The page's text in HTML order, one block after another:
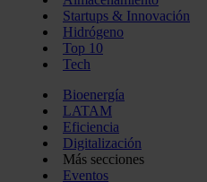
Startups & Innovación
Hidrógeno
Top 10
Tech
Bioenergía
LATAM
Eficiencia
Digitalización
Más secciones
Eventos